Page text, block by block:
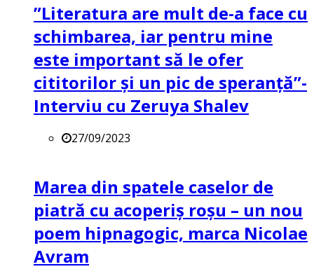
”Literatura are mult de-a face cu
schimbarea, iar pentru mine
este important să le ofer
cititorilor și un pic de speranță”-
Interviu cu Zeruya Shalev
27/09/2023
Marea din spatele caselor de
piatră cu acoperiș roșu – un nou
poem hipnagogic, marca Nicolae
Avram